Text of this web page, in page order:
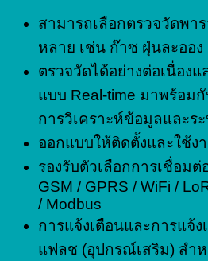
สามารถเลือกตรวจวัดพา
หลาย เช่น ก๊าซ ฝุ่นละออง
ตรวจวัดได้อย่างต่อเนื่อง
แบบ Real-time มาพร้อม
การวิเคราะห์ข้อมูลและร
ออกแบบให้ติดตั้งและใช้ง
รองรับตัวเลือกการเชื่อม
GSM / GPRS / WiFi /
/ Modbus
การแจ้งเตือนและการแจ้
แฟลช (อุปกรณ์เสริม) สำห